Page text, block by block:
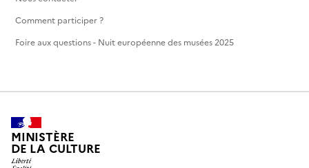
Comment participer ?
Foire aux questions - Nuit européenne des musées 2025
MINISTÈRE
DE LA CULTURE